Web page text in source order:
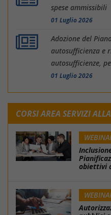
spese ammissibili
01 Luglio 2026
Adozione del
autosufficienza e
autosufficienze,
01 Luglio 2026
CORSI AREA SERVIZI
obiettivi